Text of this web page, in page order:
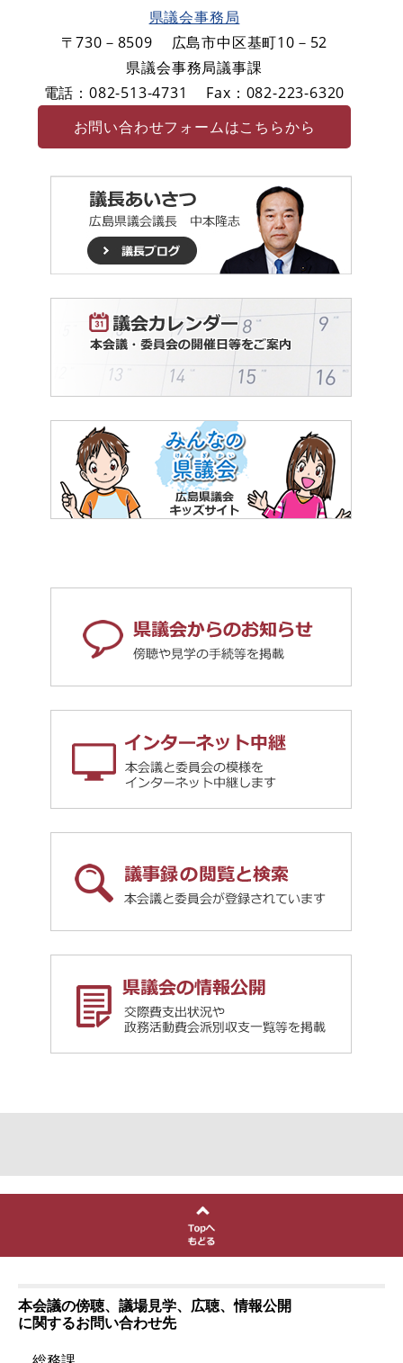
県議会事務局
〒730－8509
広島市中区基町10－52
県議会事務局議事課
電話：082-513-4731
Fax：082-223-6320
お問い合わせフォームはこちらから
本会議の傍聴、議場見学、広聴、情報公開
に関するお問い合わせ先